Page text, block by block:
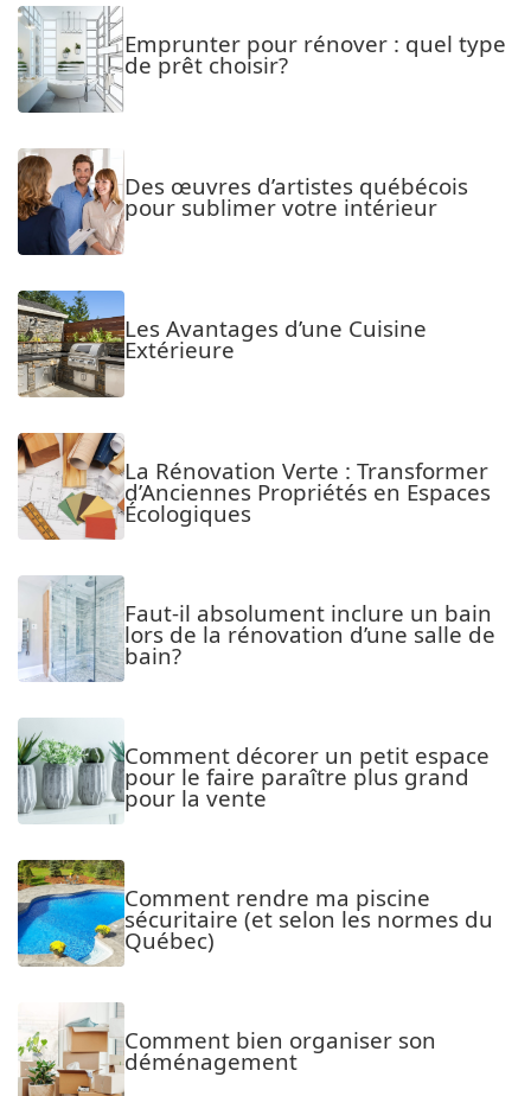
Emprunter pour rénover : quel type
de prêt choisir?
Des œuvres d’artistes québécois
pour sublimer votre intérieur
Les Avantages d’une Cuisine
Extérieure
La Rénovation Verte : Transformer
d’Anciennes Propriétés en Espaces
Écologiques
Faut-il absolument inclure un bain
lors de la rénovation d’une salle de
bain?
Comment décorer un petit espace
pour le faire paraître plus grand
pour la vente
Comment rendre ma piscine
sécuritaire (et selon les normes du
Québec)
Comment bien organiser son
déménagement